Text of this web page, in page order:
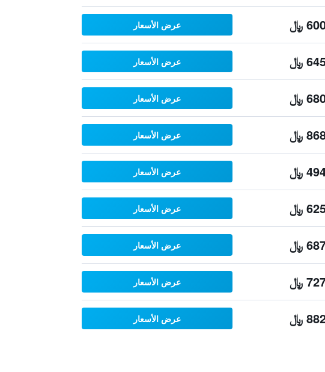
﷼ عرض الأسعار
﷼ عرض الأسعار
﷼ عرض الأسعار
﷼ عرض الأسعار
﷼ عرض الأسعار
﷼ عرض الأسعار
﷼ عرض الأسعار
﷼ عرض الأسعار
﷼ عرض الأسعار